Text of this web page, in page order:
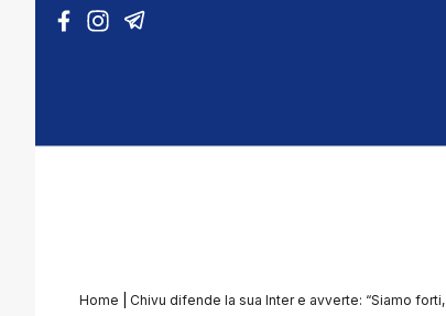
Vai al contenuto
Home Chivu difende la sua Inter e avverte: “Siamo